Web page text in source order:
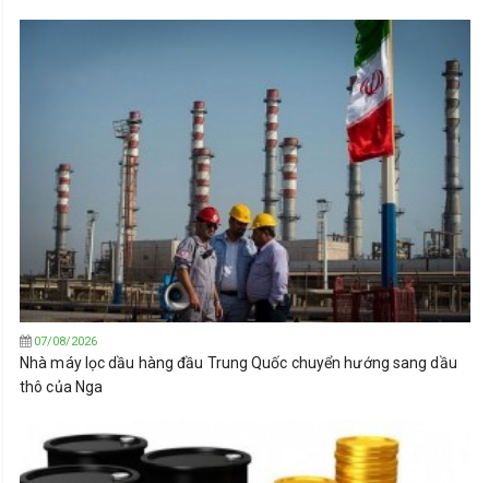
07/08/2026
Nhà máy lọc dầu hàng đầu Trung Quốc chuyển hướng sang dầu
thô của Nga